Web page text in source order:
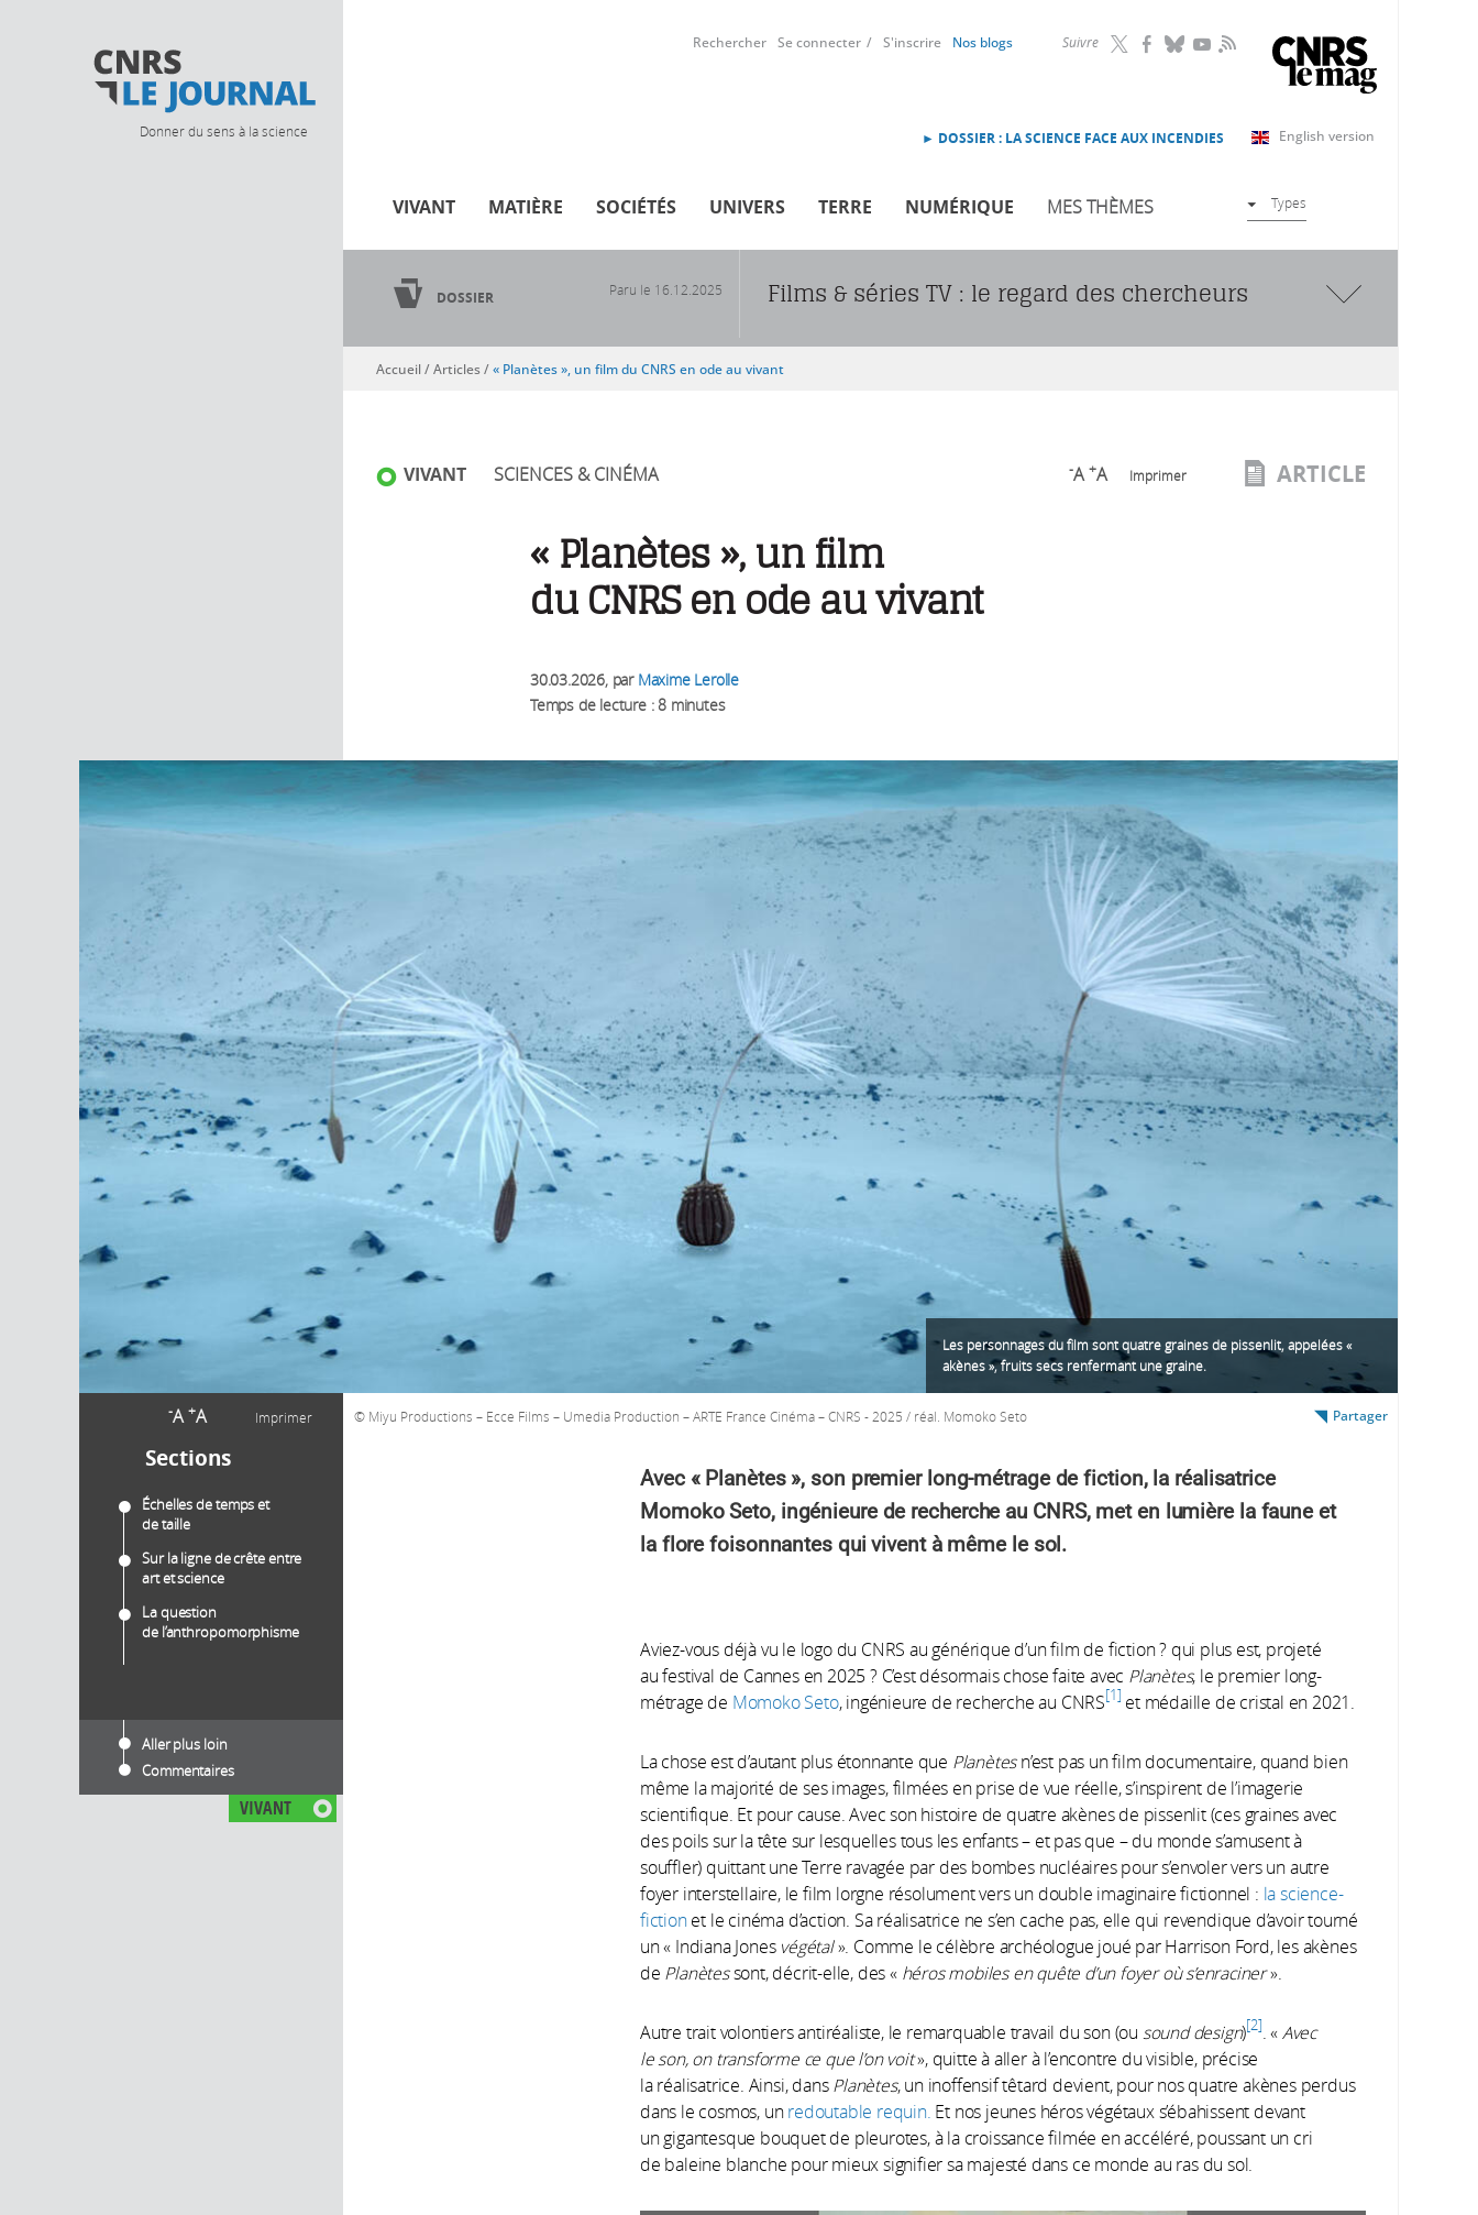
Donner du sens à la science
Suivre RSS
Rechercher Se connecter S'inscrire Nos blogs
English version
► DOSSIER : LA SCIENCE FACE AUX INCENDIES
VIVANT MATIÈRE SOCIÉTÉS UNIVERS TERRE NUMÉRIQUE MES THÈMES Types
-A +A Imprimer
Sections
Échelles de temps et
de taille
Sur la ligne de crête entre
art et science
La question
de l’anthropomorphisme
Aller plus loin
Commentaires
VIVANT
DOSSIER Paru le 16.12.2025 Films & séries TV : le regard des chercheurs
Vous êtes ici
Accueil/Articles/« Planètes », un film du CNRS en ode au vivant
VIVANT SCIENCES & CINÉMA -A +A Imprimer ARTICLE
« Planètes », un film
du CNRS en ode au vivant
30.03.2026, par Maxime Lerolle
Temps de lecture : 8 minutes
Les personnages du film sont quatre graines de pissenlit, appelées «
akènes », fruits secs renfermant une graine.
Miyu Productions – Ecce Films – Umedia Production – ARTE France Cinéma – CNRS - 2025 / réal. Momoko Seto Partager
Avec « Planètes », son premier long-métrage de fiction, la réalisatrice
Momoko Seto, ingénieure de recherche au CNRS, met en lumière la faune et
la flore foisonnantes qui vivent à même le sol.
Aviez-vous déjà vu le logo du CNRS au générique d’un film de fiction ? qui plus est, projeté
au festival de Cannes en 2025 ? C’est désormais chose faite avec Planètes, le premier long-
métrage de Momoko Seto, ingénieure de recherche au CNRS 1 et médaille de cristal en 2021.
La chose est d’autant plus étonnante que Planètesn’est pas un film documentaire, quand bien
même la majorité de ses images, filmées en prise de vue réelle, s’inspirent de l’imagerie
scientifique. Et pour cause. Avec son histoire de quatre akènes de pissenlit (ces graines avec
des poils sur la tête sur lesquelles tous les enfants – et pas que – du monde s’amusent à
souffler) quittant une Terre ravagée par des bombes nucléaires pour s’envoler vers un autre
foyer interstellaire, le film lorgne résolument vers un double imaginaire fictionnel : la science-
fictionet le cinéma d’action. Sa réalisatrice ne s’en cache pas, elle qui revendique d’avoir tourné
un « Indiana Jones végétal». Comme le célèbre archéologue joué par Harrison Ford, les akènes
de Planètessont, décrit-elle, des « héros mobiles en quête d’un foyer où s’enraciner».
Autre trait volontiers antiréaliste, le remarquable travail du son (ou sound design) 2 . « Avec
le son, on transforme ce que l’on voit», quitte à aller à l’encontre du visible, précise
la réalisatrice. Ainsi, dans Planètes, un inoffensif têtard devient, pour nos quatre akènes perdus
dans le cosmos, un redoutable requin. Et nos jeunes héros végétaux s’ébahissent devant
un gigantesque bouquet de pleurotes, à la croissance filmée en accéléré, poussant un cri
de baleine blanche pour mieux signifier sa majesté dans ce monde au ras du sol.